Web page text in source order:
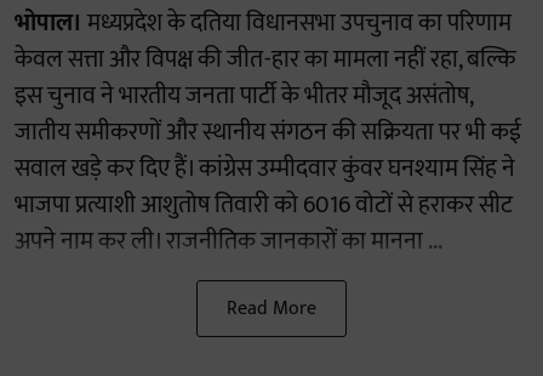
भोपाल। मध्यप्रदेश के दतिया विधानसभा उपचुनाव का परिणाम
केवल सत्ता और विपक्ष की जीत-हार का मामला नहीं रहा, बल्कि
इस चुनाव ने भारतीय जनता पार्टी के भीतर मौजूद असंतोष,
जातीय समीकरणों और स्थानीय संगठन की सक्रियता पर भी कई
सवाल खड़े कर दिए हैं। कांग्रेस उम्मीदवार कुंवर घनश्याम सिंह ने
भाजपा प्रत्याशी आशुतोष तिवारी को 6016 वोटों से हराकर सीट
अपने नाम कर ली। राजनीतिक जानकारों का मानना ...
Read More